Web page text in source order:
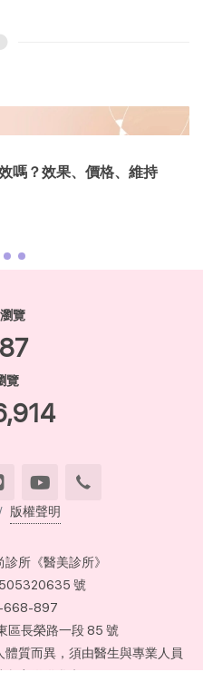
覽
覽
版權聲明
所《醫美診所》
號
668-897
區長榮路一段 85 號
質而異，須由醫生與專業人員